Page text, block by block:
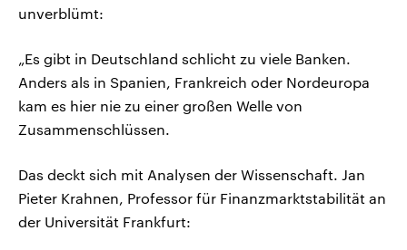
unverblümt:
„Es gibt in Deutschland schlicht zu viele Banken.
Anders als in Spanien, Frankreich oder Nordeuropa
kam es hier nie zu einer großen Welle von
Zusammenschlüssen.
Das deckt sich mit Analysen der Wissenschaft. Jan
Pieter Krahnen, Professor für Finanzmarktstabilität an
der Universität Frankfurt: